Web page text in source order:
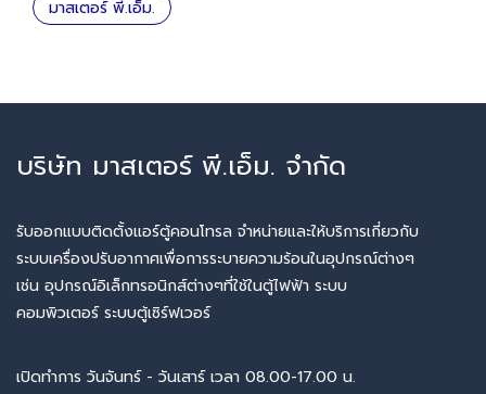
มาสเตอร์ พี.เอ็ม.
บริษัท มาสเตอร์ พี.เอ็ม. จำกัด
รับออกแบบติดตั้งแอร์ตู้คอนโทรล จำหน่ายและให้บริการเกี่ยวกับ
ระบบเครื่องปรับอากาศเพื่อการระบายความร้อนในอุปกรณ์ต่างๆ
เช่น อุปกรณ์อิเล็กทรอนิกส์ต่างๆที่ใช้ในตู้ไฟฟ้า ระบบ
คอมพิวเตอร์ ระบบตู้เซิร์ฟเวอร์
เปิดทำการ วันจันทร์ - วันเสาร์ เวลา 08.00-17.00 น.